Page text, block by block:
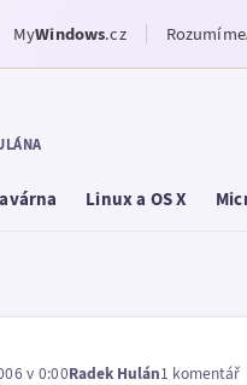
MyWindows.cz Rozumíme
Linux a OS X
v 0:00Radek Hulán1 komentář